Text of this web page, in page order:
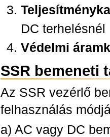
DC terhelésnél
Védelmi
SSR bemeneti
Az SSR vezérlő
felhasználás
a) AC vagy DC